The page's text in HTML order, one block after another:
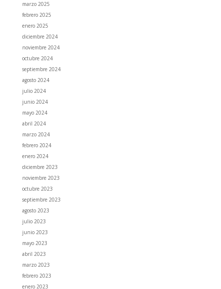
marzo 2025
febrero 2025
enero 2025
diciembre 2024
noviembre 2024
octubre 2024
septiembre 2024
agosto 2024
julio 2024
junio 2024
mayo 2024
abril 2024
marzo 2024
febrero 2024
enero 2024
diciembre 2023
noviembre 2023
octubre 2023
septiembre 2023
agosto 2023
julio 2023
junio 2023
mayo 2023
abril 2023
marzo 2023
febrero 2023
enero 2023